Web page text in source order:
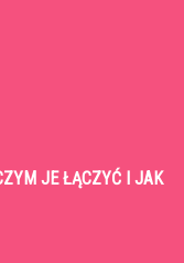
JE ŁĄCZYĆ I JAK